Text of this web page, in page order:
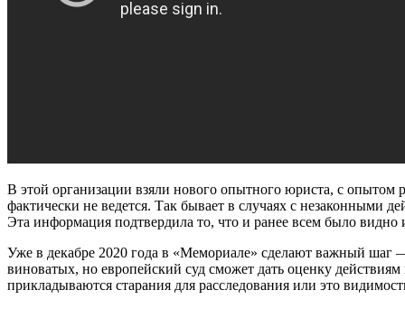
В этой организации взяли нового опытного юриста, с опытом
фактически не ведется. Так бывает в случаях с незаконными
Эта информация подтвердила то, что и ранее всем было видно
Уже в декабре 2020 года в «Мемориале» сделают важный шаг
виноватых, но европейский суд сможет дать оценку
прикладываются старания для расследования или это